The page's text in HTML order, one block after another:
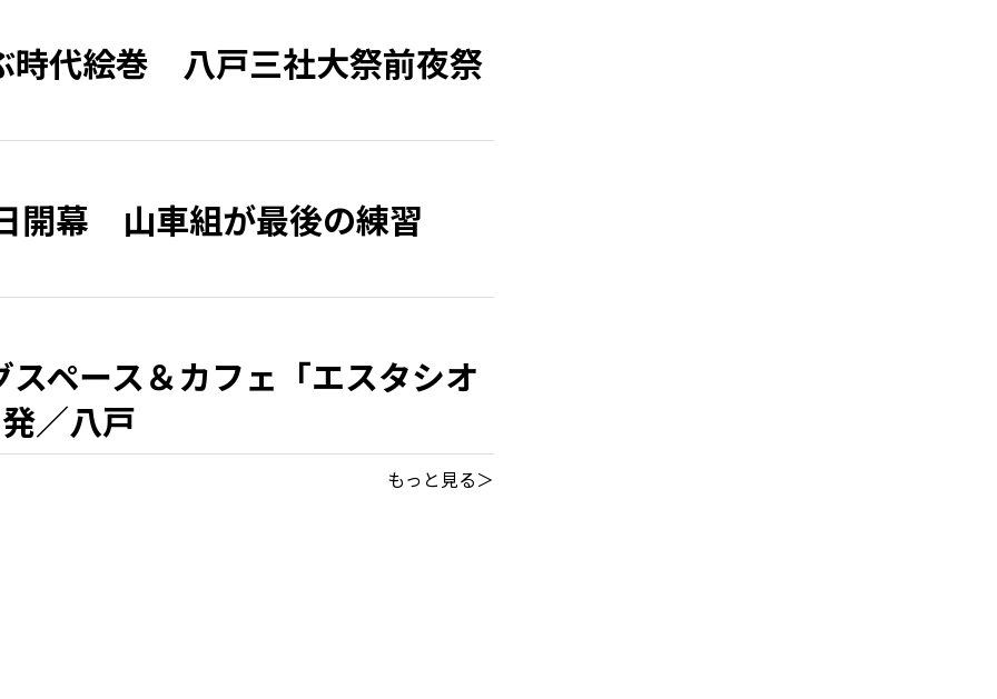
時代絵巻 八戸三社大祭前夜祭
開幕 山車組が最後の練習
ペース＆カフェ「エスタシオ
／八戸
もっと見る＞